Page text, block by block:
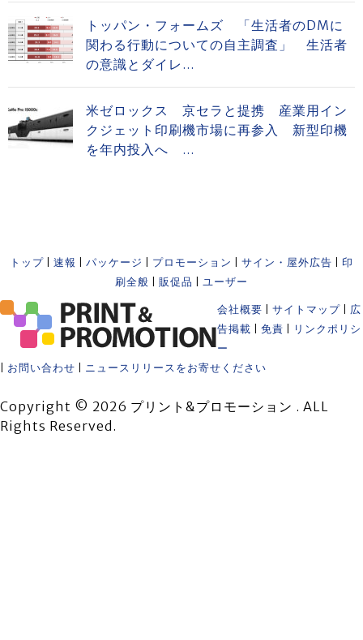
トッパン・フォームズ 「生活者のDMに
関わる行動についての自主調査」 生活者
の意識とダイレ...
米ゼロックス 京セラと提携 産業用イン
クジェット印刷機市場に再参入 新型印機
を年内投入へ ...
トップ 速報 パッケージ プロモーション サイン・屋外広告
印
刷全般
販促品 ユーザー
会社概要 サイトマップ
広
告掲載
免責
リンクポリシ
ー
お問い合わせ ニュースリリースをお寄せください
Copyright © 2026 プリント&プロモーション . ALL
Rights Reserved.